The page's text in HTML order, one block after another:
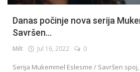
Danas počinje nova serija
Savršen...
Milt Jul 16, 2022 0
Serija Mukemmel Eslesme / Savršen